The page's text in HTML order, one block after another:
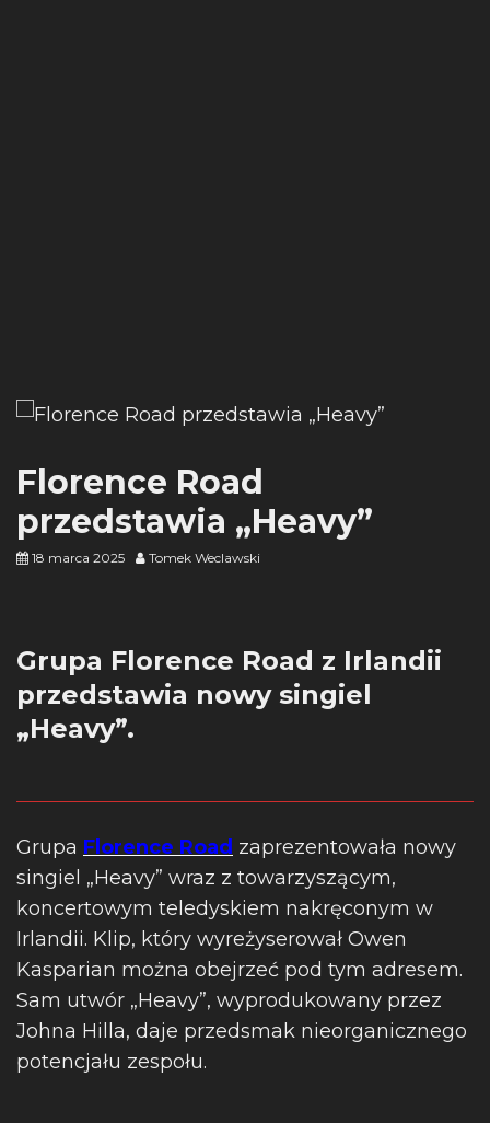
Florence Road
przedstawia „Heavy”
18 marca 2025 Tomek Weclawski
Grupa Florence Road z Irlandii
przedstawia nowy singiel
„Heavy”.
Grupa Florence Road zaprezentowała nowy
singiel „Heavy” wraz z towarzyszącym,
koncertowym teledyskiem nakręconym w
Irlandii. Klip, który wyreżyserował Owen
Kasparian można obejrzeć pod tym adresem.
Sam utwór „Heavy”, wyprodukowany przez
Johna Hilla, daje przedsmak nieorganicznego
potencjału zespołu.